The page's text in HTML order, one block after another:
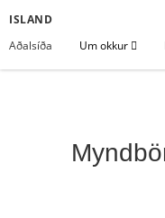
ISLAND
Aðalsíða
Um okkur